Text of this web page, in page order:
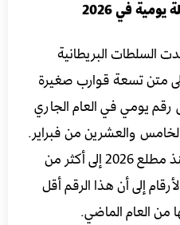
في 2026
السلطات البريطانية
متن تسعة قوارب صغيرة
رقم يومي في العام الجاري
الخامس والعشرين من فبراير.
ويرفع ذلك إجمالي العابرين منذ مطلع 2026 إلى أكثر من
إلى أن هذا الرقم أقل